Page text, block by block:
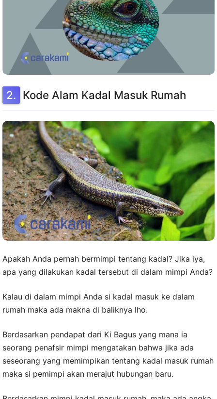
Kode Alam Kadal Masuk Rumah
Apakah Anda pernah bermimpi tentang kadal? Jika iya,
apa yang dilakukan kadal tersebut di dalam mimpi Anda?
Kalau di dalam mimpi Anda si kadal masuk ke dalam
rumah maka ada makna di baliknya lho.
Berdasarkan pendapat dari Ki Bagus yang mana ia
seorang penafsir mimpi mengatakan bahwa jika ada
seseorang yang memimpikan tentang kadal masuk rumah
maka si pemimpi akan merajut hubungan baru.